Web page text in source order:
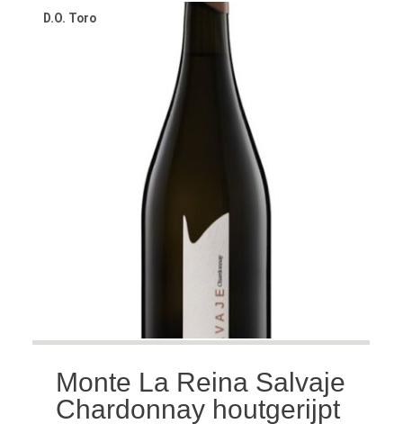
€12.90. €9.90.
D.O. Toro
Monte La Reina Salvaje
Chardonnay houtgerijpt